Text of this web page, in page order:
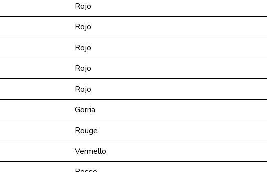
Rojo
Rojo
Rojo
Rojo
Rojo
Gorria
Rouge
Vermello